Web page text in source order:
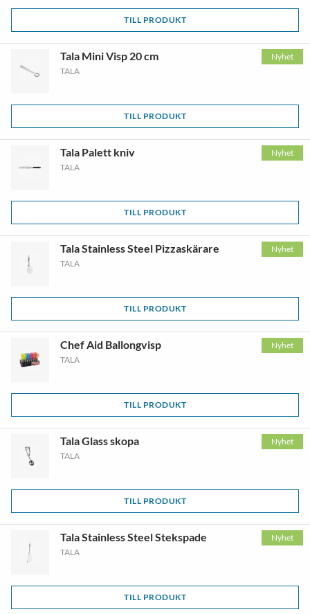
TILL PRODUKT
Nyhet
Tala Mini Visp 20 cm
TALA
TILL PRODUKT
Nyhet
Tala Palett kniv
TALA
TILL PRODUKT
Nyhet
Tala Stainless Steel Pizzaskärare
TALA
TILL PRODUKT
Nyhet
Chef Aid Ballongvisp
TALA
TILL PRODUKT
Nyhet
Tala Glass skopa
TALA
TILL PRODUKT
Nyhet
Tala Stainless Steel Stekspade
TALA
TILL PRODUKT